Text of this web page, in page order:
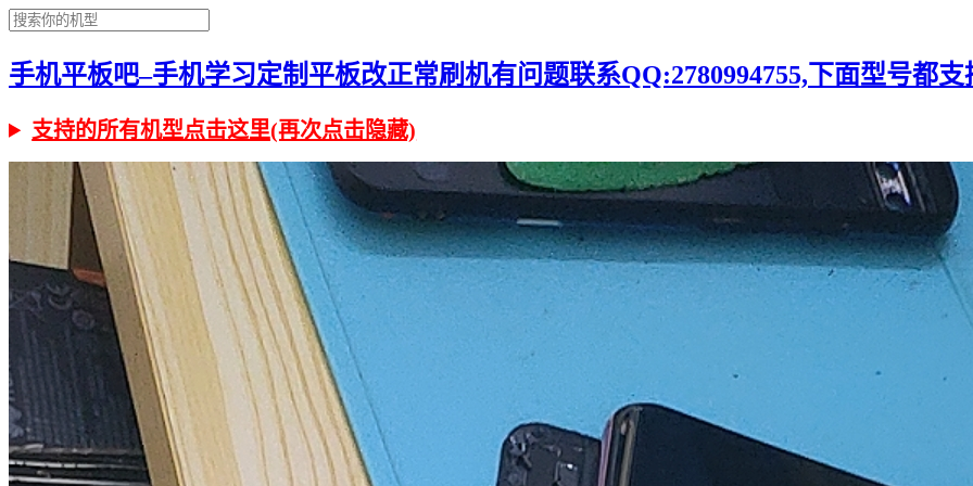
手机平板吧–手机学习定制平板改正常刷机有问题联系QQ:2780994755,下面型号都支
支持的所有机型点击这里(再次点击隐藏)